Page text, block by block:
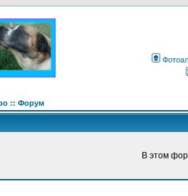
:: Форум
В этом